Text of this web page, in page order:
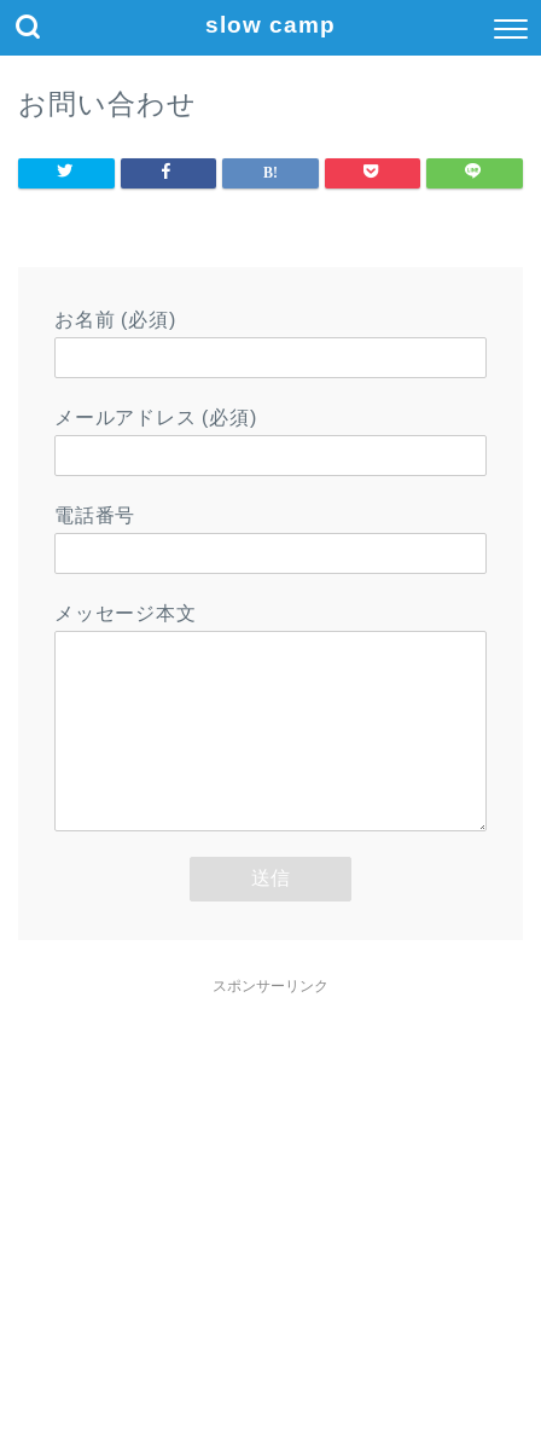
slow camp
お問い合わせ
お名前 (必須)
メールアドレス (必須)
電話番号
メッセージ本文
スポンサーリンク